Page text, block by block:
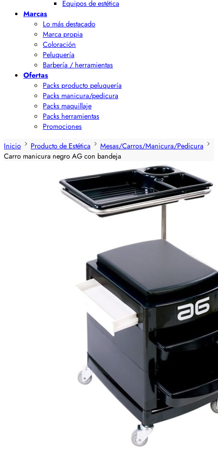
Equipos de estética
Marcas
Lo más destacado
Marca propia
Coloración
Peluquería
Barbería / herramientas
Ofertas
Packs producto peluquería
Packs manicura/pedicura
Packs maquillaje
Packs herramientas
Promociones
Inicio
Producto de Estética
Mesas/Carros/Manicura/Pedicura
Carro manicura negro AG con bandeja